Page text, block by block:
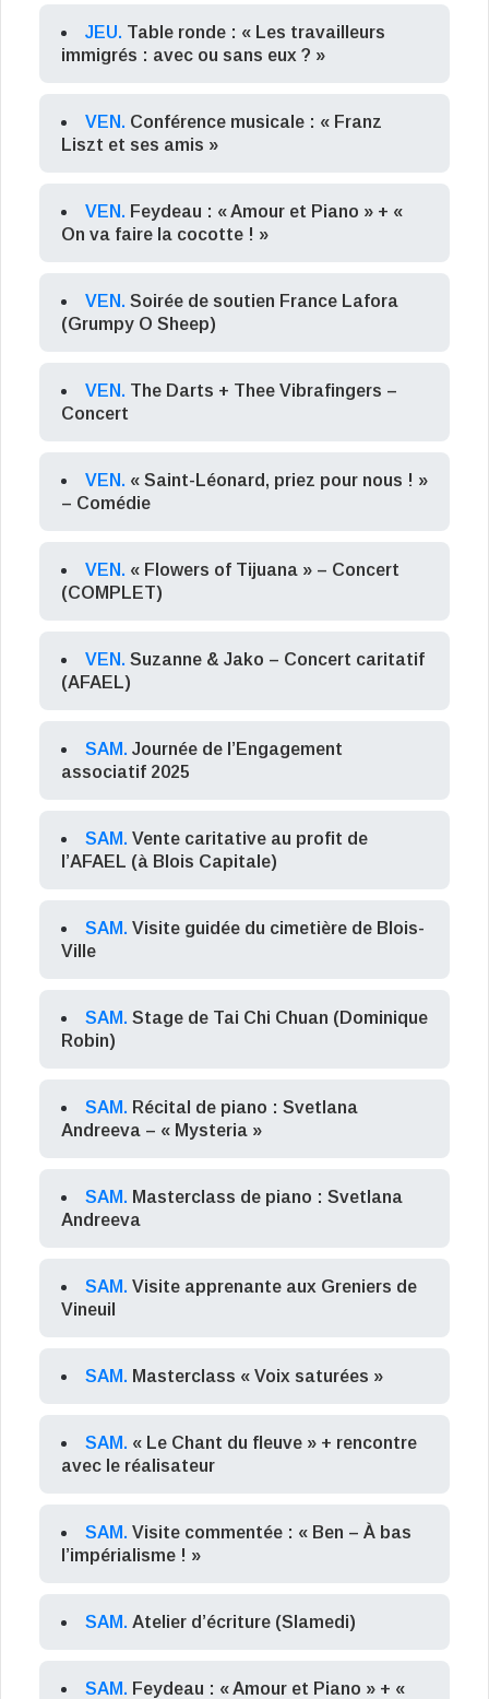
JEU. Table ronde : « Les travailleurs
immigrés : avec ou sans eux ? »
VEN. Conférence musicale : « Franz
Liszt et ses amis »
VEN. Feydeau : « Amour et Piano » + «
On va faire la cocotte ! »
VEN. Soirée de soutien France Lafora
(Grumpy O Sheep)
VEN. The Darts + Thee Vibrafingers –
Concert
VEN. « Saint-Léonard, priez pour nous ! »
– Comédie
VEN. « Flowers of Tijuana » – Concert
(COMPLET)
VEN. Suzanne & Jako – Concert caritatif
(AFAEL)
SAM. Journée de l’Engagement
associatif 2025
SAM. Vente caritative au profit de
l’AFAEL (à Blois Capitale)
SAM. Visite guidée du cimetière de Blois-
Ville
SAM. Stage de Tai Chi Chuan (Dominique
Robin)
SAM. Récital de piano : Svetlana
Andreeva – « Mysteria »
SAM. Masterclass de piano : Svetlana
Andreeva
SAM. Visite apprenante aux Greniers de
Vineuil
SAM. Masterclass « Voix saturées »
SAM. « Le Chant du fleuve » + rencontre
avec le réalisateur
SAM. Visite commentée : « Ben – À bas
l’impérialisme ! »
SAM. Atelier d’écriture (Slamedi)
SAM. Feydeau : « Amour et Piano » + «